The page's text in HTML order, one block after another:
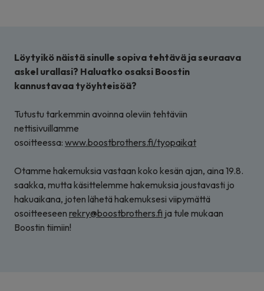
Löytyikö näistä sinulle sopiva tehtävä ja seuraava
askel urallasi? Haluatko osaksi Boostin
kannustavaa työyhteisöä?
Tutustu tarkemmin avoinna oleviin tehtäviin
nettisivuillamme
osoitteessa: www.boostbrothers.fi/tyopaikat
Otamme hakemuksia vastaan koko kesän ajan, aina 19.8.
saakka, mutta käsittelemme hakemuksia joustavasti jo
hakuaikana, joten lähetä hakemuksesi viipymättä
osoitteeseen rekry@boostbrothers.fi ja tule mukaan
Boostin tiimiin!